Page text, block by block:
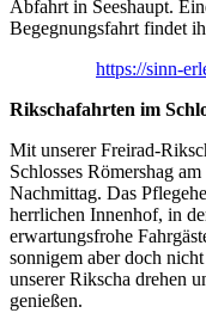
Abfahrt in Seeshaupt.
Begegnungsfahrt findet
https://sinn-
Rikschafahrten im
Mit unserer Freirad-
Schlosses Römershag
Nachmittag. Das
herrlichen Innenhof, in
erwartungsfrohe
sonnigem aber doch
unserer Rikscha drehen
genießen.